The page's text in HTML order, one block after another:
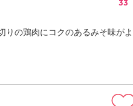
りの鶏肉にコクのあるみそ味がよ
33